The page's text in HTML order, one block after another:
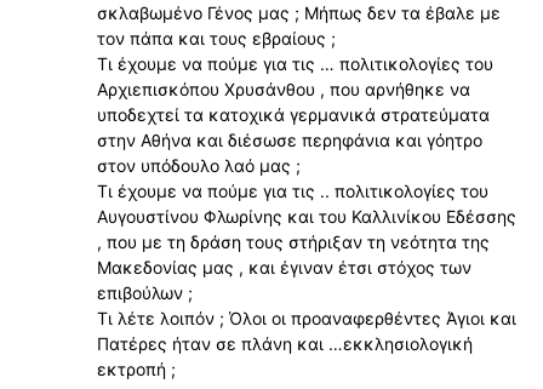
σκλαβωμένο Γένος μας ; Μήπως δεν τα έβαλε με
τον πάπα και τους εβραίους ;
Τι έχουμε να πούμε για τις … πολιτικολογίες του
Αρχιεπισκόπου Χρυσάνθου , που αρνήθηκε να
υποδεχτεί τα κατοχικά γερμανικά στρατεύματα
στην Αθήνα και διέσωσε περηφάνια και γόητρο
στον υπόδουλο λαό μας ;
Τι έχουμε να πούμε για τις .. πολιτικολογίες του
Αυγουστίνου Φλωρίνης και του Καλλινίκου Εδέσσης
, που με τη δράση τους στήριξαν τη νεότητα της
Μακεδονίας μας , και έγιναν έτσι στόχος των
επιβούλων ;
Τι λέτε λοιπόν ; Όλοι οι προαναφερθέντες Άγιοι και
Πατέρες ήταν σε πλάνη και …εκκλησιολογική
εκτροπή ;